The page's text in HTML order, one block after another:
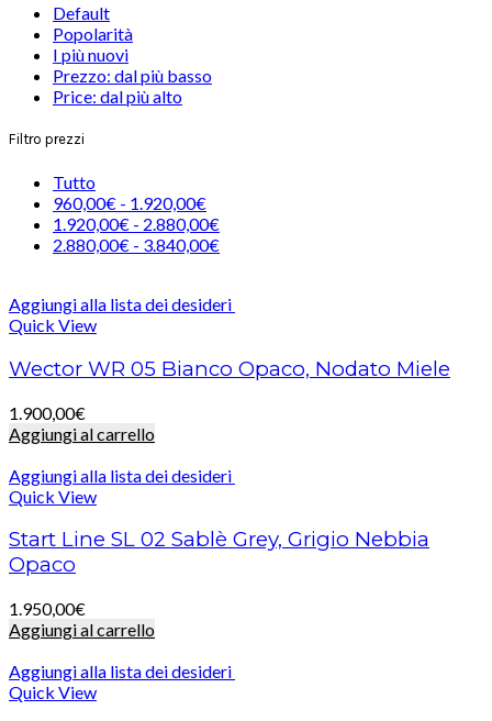
Default
Popolarità
I più nuovi
Prezzo: dal più basso
Price: dal più alto
Filtro prezzi
Tutto
960,00€ - 1.920,00€
1.920,00€ - 2.880,00€
2.880,00€ - 3.840,00€
Aggiungi alla lista dei desideri
Quick View
Wector WR 05 Bianco Opaco, Nodato Miele
1.900,00€
Aggiungi al carrello
Aggiungi alla lista dei desideri
Quick View
Start Line SL 02 Sablè Grey, Grigio Nebbia
Opaco
1.950,00€
Aggiungi al carrello
Aggiungi alla lista dei desideri
Quick View